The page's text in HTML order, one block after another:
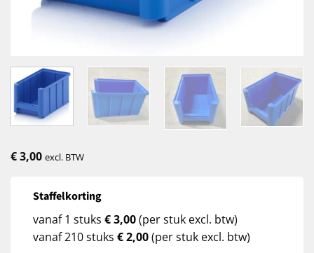
€3,00 excl. BTW
Staffelkorting
vanaf 1 stuks € 3,00(per stuk excl. btw)
vanaf 210 stuks € 2,00(per stuk excl. btw)